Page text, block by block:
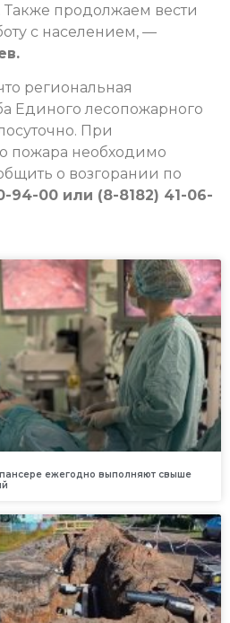
продолжаем вести
с населением, —
региональная
Единого лесопожарного
При
пожара необходимо
о возгорании по
94-00 или (8-8182) 41-06-
ежегодно выполняют свыше